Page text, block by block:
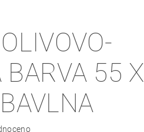
STANY
PSÍ ZNÁMKY DOG TAG
KONTAKTY
BARVA 55 X